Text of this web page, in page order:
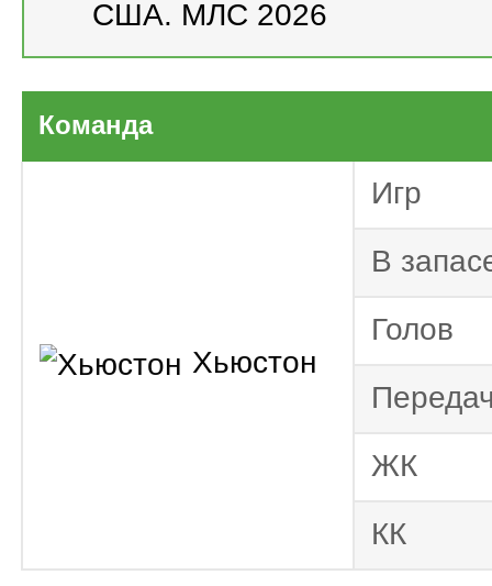
США. МЛС 2026
Сборные 2025
США. МЛС 2024
2022/2023
Команда
Хьюстон
Игр
В
Голов
ЖК
КК